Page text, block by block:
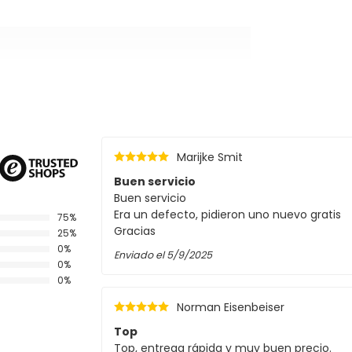
75%
25%
0%
0%
0%
Marijke Smit
Buen servicio
Buen servicio
Era un defecto, pidieron uno nuevo gratis
Gracias
Enviado el5/9/2025
Norman Eisenbeiser
Top
Top, entrega rápida y muy buen precio.